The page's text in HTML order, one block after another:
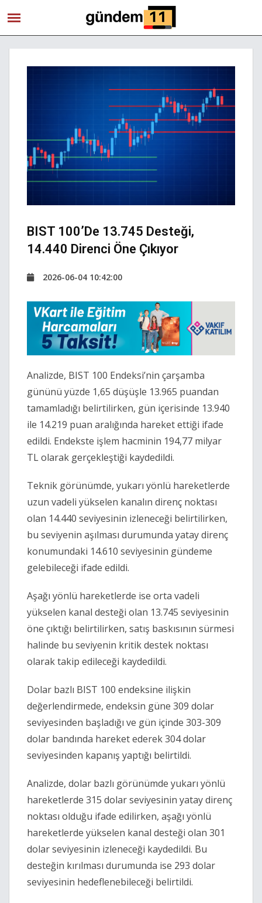
BIST 100’de 13.745 Desteği,
14.440 Direnci Öne Çıkıyor
2026-06-04 10:42:00
Analizde, BIST 100 Endeksi’nin çarşamba
gününü yüzde 1,65 düşüşle 13.965 puandan
tamamladığı belirtilirken, gün içerisinde 13.940
ile 14.219 puan aralığında hareket ettiği ifade
edildi. Endekste işlem hacminin 194,77 milyar
TL olarak gerçekleştiği kaydedildi.
Teknik görünümde, yukarı yönlü hareketlerde
uzun vadeli yükselen kanalın direnç noktası
olan 14.440 seviyesinin izleneceği belirtilirken,
bu seviyenin aşılması durumunda yatay direnç
konumundaki 14.610 seviyesinin gündeme
gelebileceği ifade edildi.
Aşağı yönlü hareketlerde ise orta vadeli
yükselen kanal desteği olan 13.745 seviyesinin
öne çıktığı belirtilirken, satış baskısının sürmesi
halinde bu seviyenin kritik destek noktası
olarak takip edileceği kaydedildi.
Dolar bazlı BIST 100 endeksine ilişkin
değerlendirmede, endeksin güne 309 dolar
seviyesinden başladığı ve gün içinde 303-309
dolar bandında hareket ederek 304 dolar
seviyesinden kapanış yaptığı belirtildi.
Analizde, dolar bazlı görünümde yukarı yönlü
hareketlerde 315 dolar seviyesinin yatay direnç
noktası olduğu ifade edilirken, aşağı yönlü
hareketlerde yükselen kanal desteği olan 301
dolar seviyesinin izleneceği kaydedildi. Bu
desteğin kırılması durumunda ise 293 dolar
seviyesinin hedeflenebileceği belirtildi.